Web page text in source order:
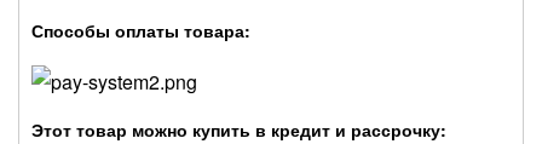
Способы оплаты товара:
Этот товар можно купить в кредит и рассрочку: